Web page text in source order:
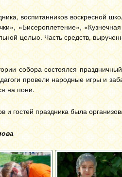
воспитанников воскресной
«Бисероплетение»,
целью. Часть средств,
собора состоялся
провели народные игры и
на пони.
и гостей праздника была